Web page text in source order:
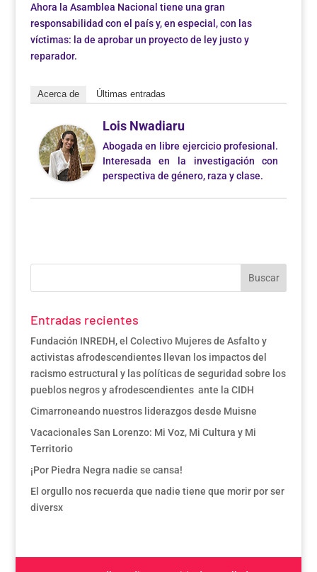
Ahora la Asamblea Nacional tiene una gran
responsabilidad con el país y, en especial, con las
víctimas: la de aprobar un proyecto de ley justo y
reparador.
Acerca de Últimas entradas
Lois Nwadiaru
Abogada en libre ejercicio profesional.
Interesada en la investigación con
perspectiva de género, raza y clase.
Entradas recientes
Fundación INREDH, el Colectivo Mujeres de Asfalto y
activistas afrodescendientes llevan los impactos del
racismo estructural y las políticas de seguridad sobre los
pueblos negros y afrodescendientes ante la CIDH
Cimarroneando nuestros liderazgos desde Muisne
Vacacionales San Lorenzo: Mi Voz, Mi Cultura y Mi
Territorio
¡Por Piedra Negra nadie se cansa!
El orgullo nos recuerda que nadie tiene que morir por ser
diversx